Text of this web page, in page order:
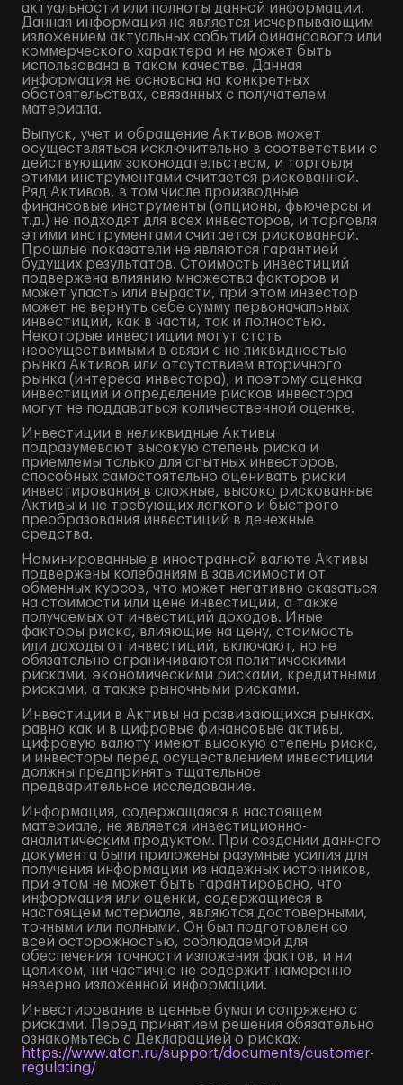
актуальности или полноты данной информации.
Данная информация не является исчерпывающим
изложением актуальных событий финансового или
коммерческого характера и не может быть
использована в таком качестве. Данная
информация не основана на конкретных
обстоятельствах, связанных с получателем
материала.
Выпуск, учет и обращение Активов может
осуществляться исключительно в соответствии с
действующим законодательством, и торговля
этими инструментами считается рискованной.
Ряд Активов, в том числе производные
финансовые инструменты (опционы, фьючерсы и
т.д.) не подходят для всех инвесторов, и торговля
этими инструментами считается рискованной.
Прошлые показатели не являются гарантией
будущих результатов. Стоимость инвестиций
подвержена влиянию множества факторов и
может упасть или вырасти, при этом инвестор
может не вернуть себе сумму первоначальных
инвестиций, как в части, так и полностью.
Некоторые инвестиции могут стать
неосуществимыми в связи с не ликвидностью
рынка Активов или отсутствием вторичного
рынка (интереса инвестора), и поэтому оценка
инвестиций и определение рисков инвестора
могут не поддаваться количественной оценке.
Инвестиции в неликвидные Активы
подразумевают высокую степень риска и
приемлемы только для опытных инвесторов,
способных самостоятельно оценивать риски
инвестирования в сложные, высоко рискованные
Активы и не требующих легкого и быстрого
преобразования инвестиций в денежные
средства.
Номинированные в иностранной валюте Активы
подвержены колебаниям в зависимости от
обменных курсов, что может негативно сказаться
на стоимости или цене инвестиций, а также
получаемых от инвестиций доходов. Иные
факторы риска, влияющие на цену, стоимость
или доходы от инвестиций, включают, но не
обязательно ограничиваются политическими
рисками, экономическими рисками, кредитными
рисками, а также рыночными рисками.
Инвестиции в Активы на развивающихся рынках,
равно как и в цифровые финансовые активы,
цифровую валюту имеют высокую степень риска,
и инвесторы перед осуществлением инвестиций
должны предпринять тщательное
предварительное исследование.
Информация, содержащаяся в настоящем
материале, не является инвестиционно-
аналитическим продуктом. При создании данного
документа были приложены разумные усилия для
получения информации из надежных источников,
при этом не может быть гарантировано, что
информация или оценки, содержащиеся в
настоящем материале, являются достоверными,
точными или полными. Он был подготовлен со
всей осторожностью, соблюдаемой для
обеспечения точности изложения фактов, и ни
целиком, ни частично не содержит намеренно
неверно изложенной информации.
Инвестирование в ценные бумаги сопряжено с
рисками. Перед принятием решения обязательно
ознакомьтесь с Декларацией о рисках:
https://www.aton.ru/support/documents/customer-
regulating/